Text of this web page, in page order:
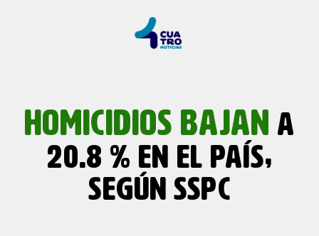
HOMICIDIOS BAJAN A
20.8 % EN EL PAÍS,
SEGÚN SSPC